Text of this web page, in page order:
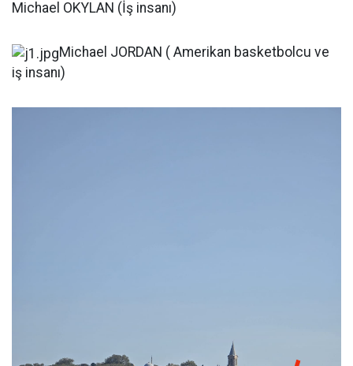
Michael OKYLAN (İş insanı)
Michael JORDAN ( Amerikan basketbolcu ve
iş insanı)